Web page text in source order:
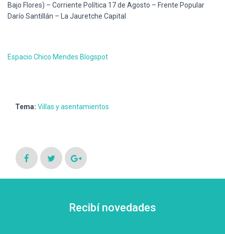
Bajo Flores) – Corriente Política 17 de Agosto – Frente Popular
Darío Santillán – La Jauretche Capital
Espacio Chico Mendes Blogspot
Tema: Villas y asentamientos
Recibí novedades